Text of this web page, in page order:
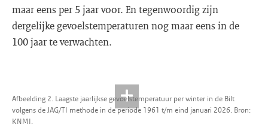
maar eens per 5 jaar voor. En tegenwoordig zijn
dergelijke gevoelstemperaturen nog maar eens in de
100 jaar te verwachten.
Afbeelding 2. Laagste jaarlijkse gevoelstemperatuur per winter in de Bilt
volgens de JAG/TI methode in de periode 1961 t/m eind januari 2026. Bron:
KNMI.